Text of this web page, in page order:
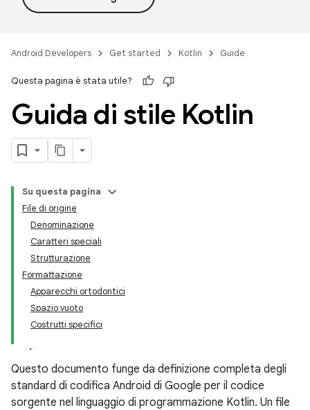
Android Developers Get started Kotlin Guide
Questa pagina è stata utile?
Guida di stile Kotlin
Su questa pagina
File di origine
Denominazione
Caratteri speciali
Strutturazione
Formattazione
Apparecchi ortodontici
Spazio vuoto
Costrutti specifici
Questo documento funge da definizione completa degli
standard di codifica Android di Google per il codice
sorgente nel linguaggio di programmazione Kotlin. Un file